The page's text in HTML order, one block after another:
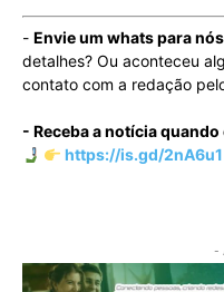
- Envie um whats para
detalhes? Ou aconteceu
contato com a redação
- Receba a notícia
https://is.gd/2nA6u1
-